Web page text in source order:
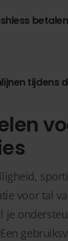
betalen
tijdens
voor tal
je